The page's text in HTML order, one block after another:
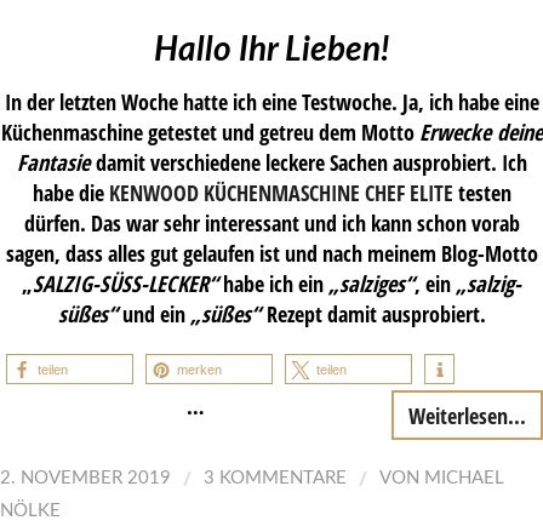
Hallo Ihr Lieben!
In der letzten Woche hatte ich eine Testwoche. Ja, ich habe eine
Küchenmaschine getestet und getreu dem Motto Erwecke deine
Fantasiedamit verschiedene leckere Sachen ausprobiert. Ich
habe die KENWOOD KÜCHENMASCHINE CHEF ELITE testen
dürfen. Das war sehr interessant und ich kann schon vorab
sagen, dass alles gut gelaufen ist und nach meinem Blog-Motto
„SALZIG-SÜSS-LECKER“habe ich ein „salziges“, ein „salzig-
süßes“und ein „süßes“Rezept damit ausprobiert.
teilen merken teilen
… Weiterlesen...
2. NOVEMBER 2019 / 3 KOMMENTARE / VON MICHAEL
NÖLKE